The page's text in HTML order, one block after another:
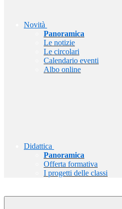
Novità
Panoramica
Le notizie
Le circolari
Calendario eventi
Albo online
Didattica
Panoramica
Offerta formativa
I progetti delle classi